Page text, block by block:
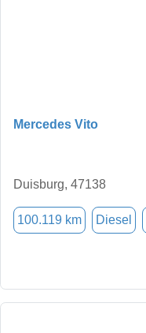
Mercedes Vito
Duisburg, 47138
100.119 km Diesel